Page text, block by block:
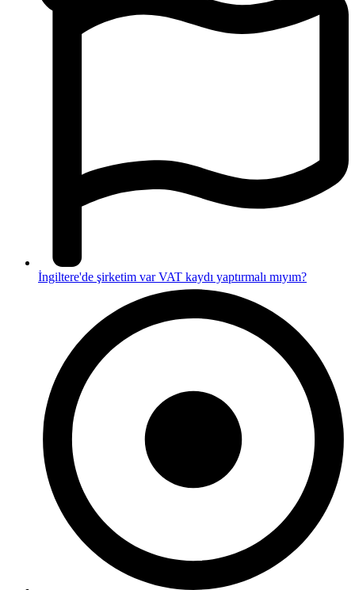
İngiltere'de şirketim var VAT kaydı yaptırmalı mıyım?